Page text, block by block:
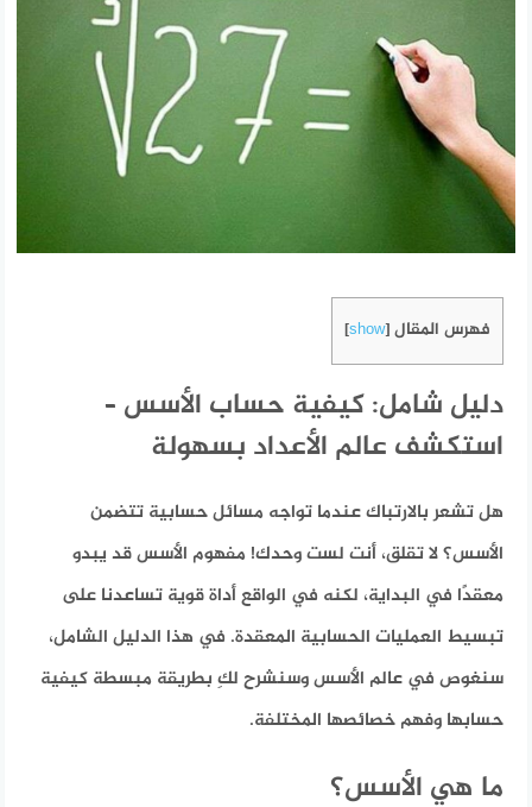
فهرس المقال [
show
]
دليل شامل: كيفية حساب الأسس –
استكشف عالم الأعداد بسهولة
هل تشعر بالارتباك عندما تواجه مسائل حسابية تتضمن
الأسس؟ لا تقلق، أنت لست وحدك! مفهوم الأسس قد يبدو
معقدًا في البداية، لكنه في الواقع أداة قوية تساعدنا على
تبسيط العمليات الحسابية المعقدة. في هذا الدليل الشامل،
سنغوص في عالم الأسس وسنشرح لكِ بطريقة مبسطة كيفية
حسابها وفهم خصائصها المختلفة.
ما هي الأسس؟